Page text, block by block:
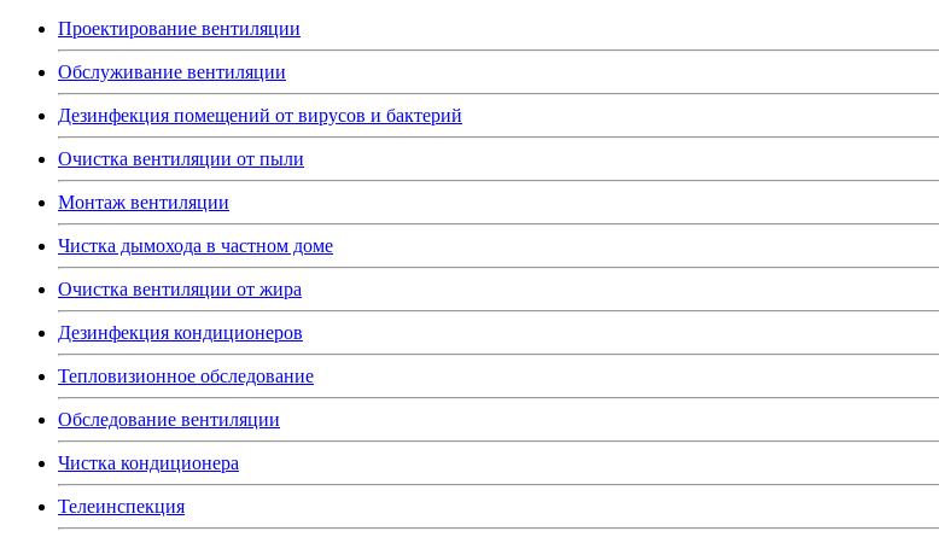
Проектирование вентиляции
Обслуживание вентиляции
Дезинфекция помещений от вирусов и бактерий
Очистка вентиляции от пыли
Монтаж вентиляции
Чистка дымохода в частном доме
Очистка вентиляции от жира
Дезинфекция кондиционеров
Тепловизионное обследование
Обследование вентиляции
Чистка кондиционера
Телеинспекция